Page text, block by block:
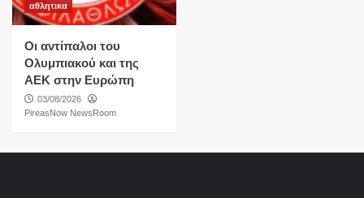
αθλητικα
Οι αντίπαλοι του
Ολυμπιακού και της
ΑΕΚ στην Ευρώπη
03/08/2026
PireasNow NewsRoom